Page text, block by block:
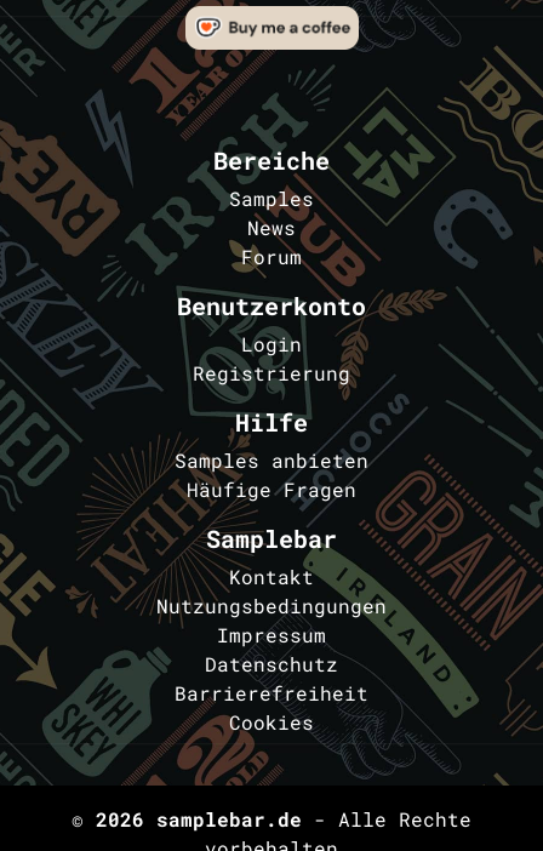
Bereiche
Samples
News
Forum
Benutzerkonto
Login
Registrierung
Hilfe
Samples anbieten
Häufige Fragen
Samplebar
Kontakt
Nutzungsbedingungen
Impressum
Datenschutz
Barrierefreiheit
Cookies
© 2026 samplebar.de - Alle Rechte